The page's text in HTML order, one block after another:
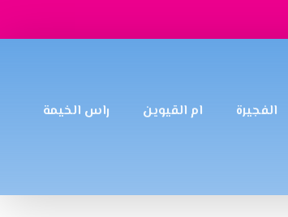
الفجيرة ام القيوين راس الخيمة